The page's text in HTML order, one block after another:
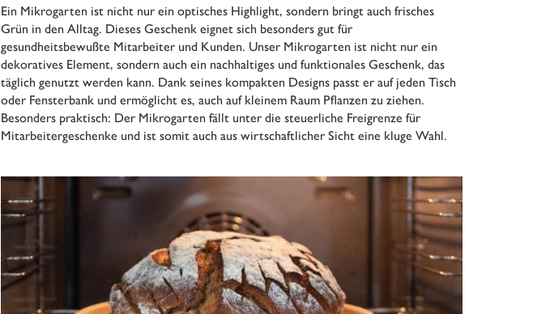
Ein Mikrogarten ist nicht nur ein optisches Highlight, sondern bringt auch frisches
Grün in den Alltag. Dieses Geschenk eignet sich besonders gut für
gesundheitsbewußte Mitarbeiter und Kunden. Unser Mikrogarten ist nicht nur ein
dekoratives Element, sondern auch ein nachhaltiges und funktionales Geschenk, das
täglich genutzt werden kann. Dank seines kompakten Designs passt er auf jeden Tisch
oder Fensterbank und ermöglicht es, auch auf kleinem Raum Pflanzen zu ziehen.
Besonders praktisch: Der Mikrogarten fällt unter die steuerliche Freigrenze für
Mitarbeitergeschenke und ist somit auch aus wirtschaftlicher Sicht eine kluge Wahl.